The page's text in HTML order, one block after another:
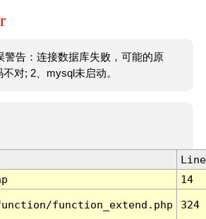
警告：连接数据库失败，可能的原
对; 2、mysql未启动。
Line
14
function_extend.php 324